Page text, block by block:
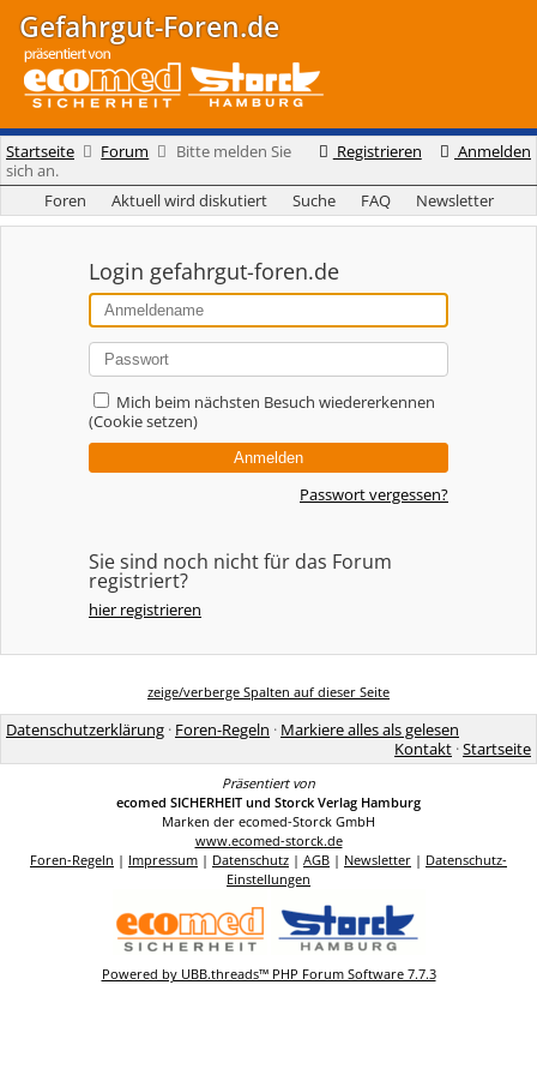
Gefahrgut-Foren.de
Registrieren Anmelden
Startseite Forum
Bitte melden Sie
sich an.
Foren
Aktuell wird diskutiert Suche FAQ Newsletter
Login gefahrgut-foren.de
Mich beim nächsten Besuch wiedererkennen
(Cookie setzen)
Passwort vergessen?
Sie sind noch nicht für das Forum
registriert?
hier registrieren
zeige/verberge Spalten auf dieser Seite
Datenschutzerklärung · Foren-Regeln · Markiere alles als gelesen
Kontakt ·Startseite
Präsentiert von
ecomed SICHERHEIT und Storck Verlag Hamburg
Marken der ecomed-Storck GmbH
www.ecomed-storck.de
Foren-Regeln | Impressum | Datenschutz | AGB | Newsletter | Datenschutz-
Einstellungen
Powered by UBB.threads™ PHP Forum Software 7.7.3